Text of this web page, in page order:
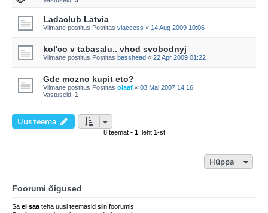
Ladaclub Latvia
Viimane postitus Postitas viaccess « 14 Aug 2009 10:06
kol'co v tabasalu.. vhod svobodnyj
Viimane postitus Postitas basshead « 22 Apr 2009 01:22
Gde mozno kupit eto?
Viimane postitus Postitas olaaf « 03 Mai 2007 14:16
Vastuseid: 1
Uus teema
8 teemat • 1. leht 1-st
Hüppa
Foorumi õigused
Sa ei saa teha uusi teemasid siin foorumis